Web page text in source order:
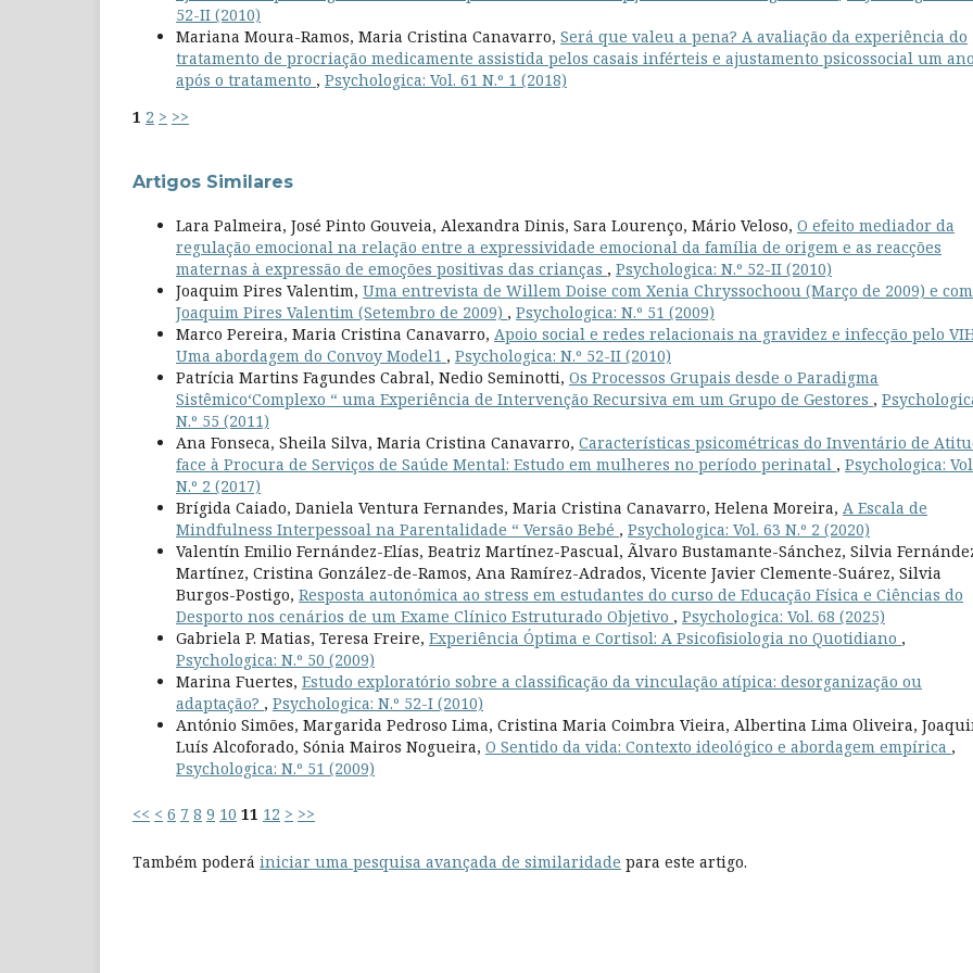
52-II (2010)
Mariana Moura-Ramos, Maria Cristina Canavarro, Será que valeu a pena? A avaliação da experiência do
tratamento de procriação medicamente assistida pelos casais inférteis e ajustamento psicossocial um ano
após o tratamento , Psychologica: Vol. 61 N.º 1 (2018)
1 2 > >>
Artigos Similares
Lara Palmeira, José Pinto Gouveia, Alexandra Dinis, Sara Lourenço, Mário Veloso, O efeito mediador da
regulação emocional na relação entre a expressividade emocional da família de origem e as reacções
maternas à expressão de emoções positivas das crianças , Psychologica: N.º 52-II (2010)
Joaquim Pires Valentim, Uma entrevista de Willem Doise com Xenia Chryssochoou (Março de 2009) e com
Joaquim Pires Valentim (Setembro de 2009) , Psychologica: N.º 51 (2009)
Marco Pereira, Maria Cristina Canavarro, Apoio social e redes relacionais na gravidez e infecção pelo
Uma abordagem do Convoy Model1 , Psychologica: N.º 52-II (2010)
Patrícia Martins Fagundes Cabral, Nedio Seminotti, Os Processos Grupais desde o Paradigma
Sistêmico‘Complexo “ uma Experiência de Intervenção Recursiva em um Grupo de Gestores ,
N.º 55 (2011)
Ana Fonseca, Sheila Silva, Maria Cristina Canavarro, Características psicométricas do Inventário de
face à Procura de Serviços de Saúde Mental: Estudo em mulheres no período perinatal , Psychologica:
N.º 2 (2017)
Brígida Caiado, Daniela Ventura Fernandes, Maria Cristina Canavarro, Helena Moreira, A Escala de
Mindfulness Interpessoal na Parentalidade “ Versão Bebé , Psychologica: Vol. 63 N.º 2 (2020)
Valentín Emilio Fernández-Elías, Beatriz Martínez-Pascual, Ãlvaro Bustamante-Sánchez, Silvia
Martínez, Cristina González-de-Ramos, Ana Ramírez-Adrados, Vicente Javier Clemente-Suárez, Silvia
Burgos-Postigo, Resposta autonómica ao stress em estudantes do curso de Educação Física e Ciências do
Desporto nos cenários de um Exame Clínico Estruturado Objetivo , Psychologica: Vol. 68 (2025)
Gabriela P. Matias, Teresa Freire, Experiência Óptima e Cortisol: A Psicofisiologia no Quotidiano ,
Psychologica: N.º 50 (2009)
Marina Fuertes, Estudo exploratório sobre a classificação da vinculação atípica: desorganização ou
adaptação? , Psychologica: N.º 52-I (2010)
António Simões, Margarida Pedroso Lima, Cristina Maria Coimbra Vieira, Albertina Lima Oliveira,
Luís Alcoforado, Sónia Mairos Nogueira, O Sentido da vida: Contexto ideológico e abordagem empírica ,
Psychologica: N.º 51 (2009)
<< < 6 7 8 9 10 11 12 > >>
Também poderá iniciar uma pesquisa avançada de similaridade para este artigo.